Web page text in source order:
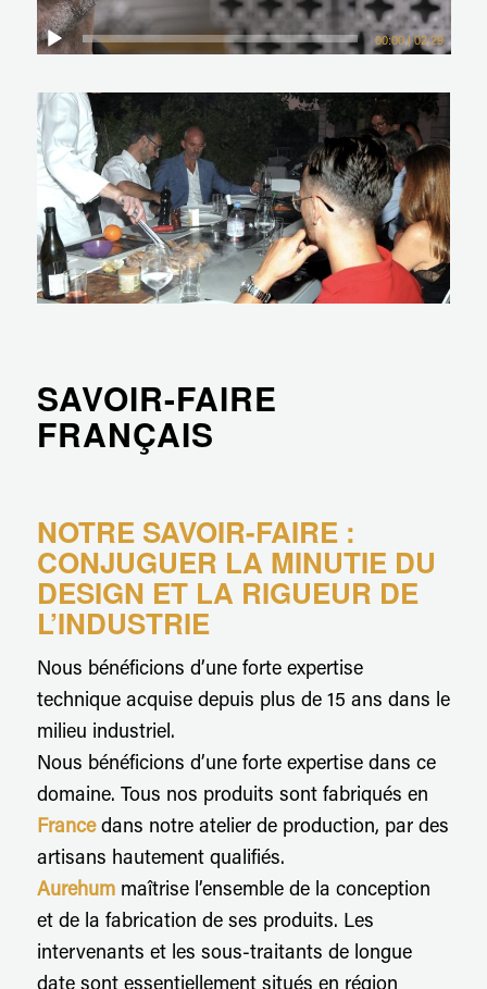
00:00|02:29
SAVOIR-FAIRE
FRANÇAIS
NOTRE SAVOIR-FAIRE :
CONJUGUER LA MINUTIE DU
DESIGN ET LA RIGUEUR DE
L’INDUSTRIE
Nous bénéficions d’une forte expertise
technique acquise depuis plus de 15 ans dans le
milieu industriel.
Nous bénéficions d’une forte expertise dans ce
domaine. Tous nos produits sont fabriqués en
Francedans notre atelier de production, par des
artisans hautement qualifiés.
Aurehummaîtrise l’ensemble de la conception
et de la fabrication de ses produits. Les
intervenants et les sous-traitants de longue